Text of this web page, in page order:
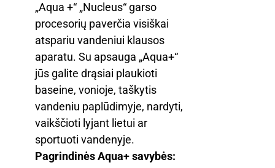
„Aqua +“ „Nucleus“ garso
procesorių paverčia visiškai
atspariu vandeniui klausos
aparatu. Su apsauga „Aqua+“
jūs galite drąsiai plaukioti
baseine, vonioje, taškytis
vandeniu paplūdimyje, nardyti,
vaikščioti lyjant lietui ar
sportuoti vandenyje.
Pagrindinės Aqua+ savybės: